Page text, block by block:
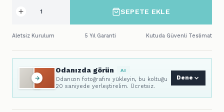
SEPETE EKLE
Aletsiz Kurulum 5 Yıl Garanti Kutuda Güvenli Teslimat
Odanızda görün AI
Odanızın fotoğrafını yükleyin, bu koltuğu
20 saniyede yerleştirelim. Ücretsiz.
Dene